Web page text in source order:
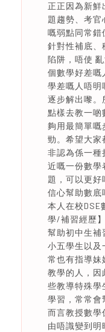
正正因為新鮮
題趨勢、考
嘅弱點同常錯
針對性補底、
陷阱，唔使
個數學好差嘅
學差嘅人唔明
逐步解出嚟。
點樣去教一啲
夠用最簡單嘅
勁。希望大家
非認為係一種
近嘅一份數學
題，可以更
信心幫助數底
本人在校
學/補習經歷
幫助初中生補
小五學生以及
常也有指導妹
教學的人，因
些教導特殊學
學習，常常會
而言教授數學
由唔識變到